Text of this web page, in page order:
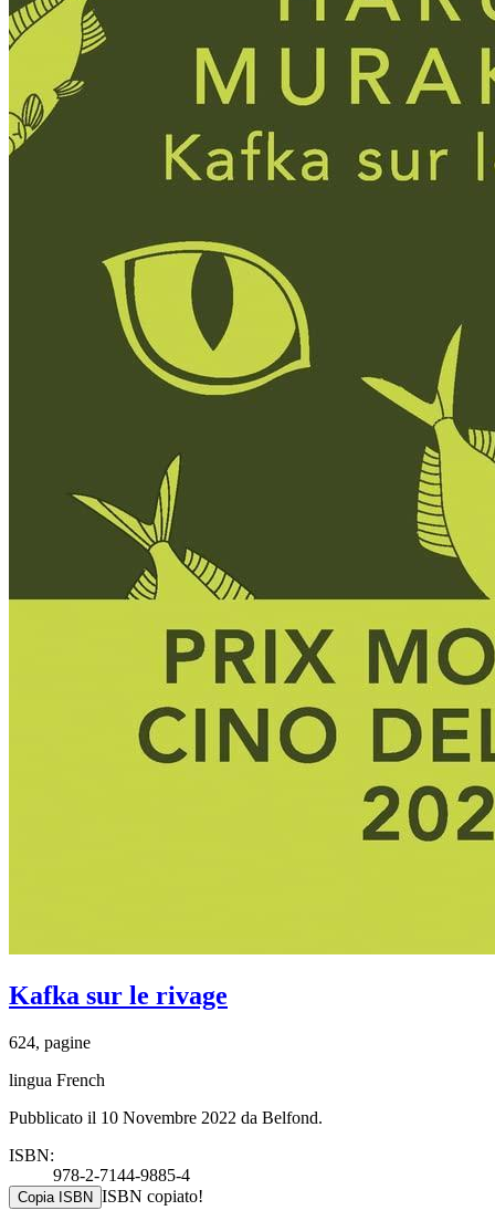
Kafka sur le rivage
624, pagine
lingua French
Pubblicato il 10 Novembre 2022 da Belfond.
ISBN:
978-2-7144-9885-4
Copia ISBN ISBN copiato!